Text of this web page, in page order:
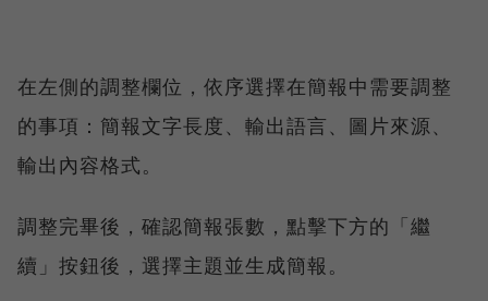
在左側的調整欄位，依序選擇在簡報中需要調整
的事項：簡報文字長度、輸出語言、圖片來源、
輸出內容格式。
調整完畢後，確認簡報張數，點擊下方的「繼
續」按鈕後，選擇主題並生成簡報。